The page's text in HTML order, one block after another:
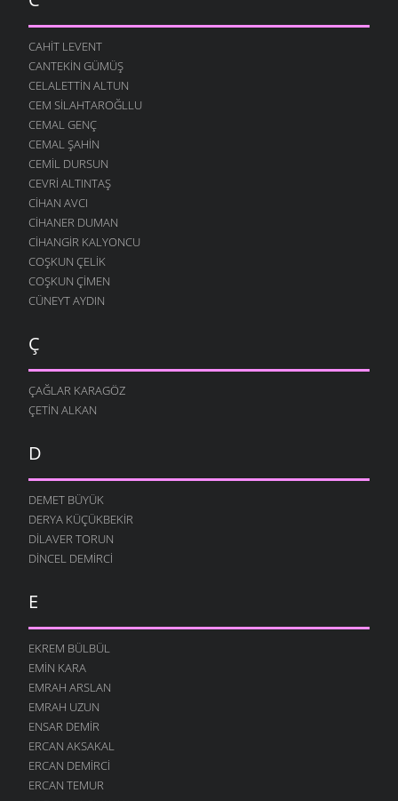
CAHIT LEVENT
CANTEKIN GÜMÜŞ
CELALETTIN ALTUN
CEM SILAHTAROĞLLU
CEMAL GENÇ
CEMAL ŞAHIN
CEMIL DURSUN
CEVRI ALTINTAŞ
CIHAN AVCI
CIHANER DUMAN
CIHANGIR KALYONCU
COŞKUN ÇELIK
COŞKUN ÇIMEN
CÜNEYT AYDIN
Ç
ÇAĞLAR KARAGÖZ
ÇETIN ALKAN
D
DEMET BÜYÜK
DERYA KÜÇÜKBEKIR
DILAVER TORUN
DINCEL DEMIRCI
E
EKREM BÜLBÜL
EMIN KARA
EMRAH ARSLAN
EMRAH UZUN
ENSAR DEMIR
ERCAN AKSAKAL
ERCAN DEMIRCI
ERCAN TEMUR